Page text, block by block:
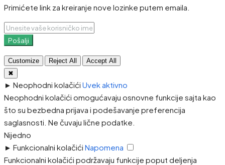
Primićete link za kreiranje nove lozinke putem emaila.
Pošalji
Customize Reject All
Accept All
✖
► Neophodni kolačići Uvek aktivno
Neophodni kolačići omogućavaju osnovne funkcije sajta kao
što su bezbedna prijava i podešavanje preferencija
saglasnosti. Ne čuvaju lične podatke.
Nijedno
► Funkcionalni kolačići Napomena
Funkcionalni kolačići podržavaju funkcije poput deljenja